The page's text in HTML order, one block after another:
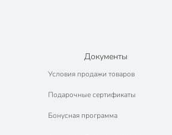
Документы
Условия продажи товаров
Подарочные сертификаты
Бонусная программа